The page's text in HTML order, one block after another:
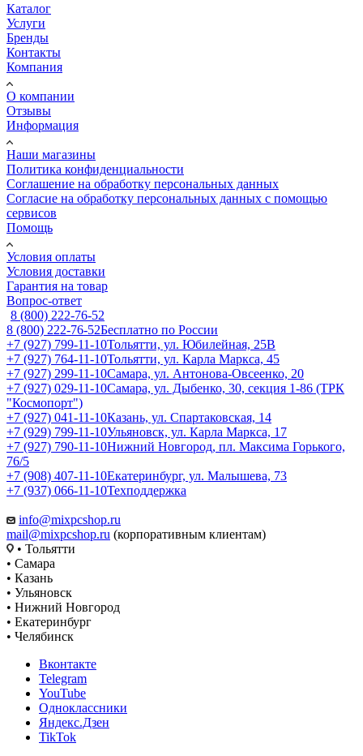
Каталог
Услуги
Бренды
Контакты
Компания
О компании
Отзывы
Информация
Наши магазины
Политика конфиденциальности
Соглашение на обработку персональных данных
Согласие на обработку персональных данных с помощью
сервисов
Помощь
Условия оплаты
Условия доставки
Гарантия на товар
Вопрос-ответ
8 (800) 222-76-52
8 (800) 222-76-52Бесплатно по России
+7 (927) 799-11-10Тольятти, ул. Юбилейная, 25В
+7 (927) 764-11-10Тольятти, ул. Карла Маркса, 45
+7 (927) 299-11-10Самара, ул. Антонова-Овсеенко, 20
+7 (927) 029-11-10Самара, ул. Дыбенко, 30, секция 1-86 (ТРК
"Космопорт")
+7 (927) 041-11-10Казань, ул. Спартаковская, 14
+7 (929) 799-11-10Ульяновск, ул. Карла Маркса, 17
+7 (927) 790-11-10Нижний Новгород, пл. Максима Горького,
76/5
+7 (908) 407-11-10Екатеринбург, ул. Малышева, 73
+7 (937) 066-11-10Техподдержка
info@mixpcshop.ru
mail@mixpcshop.ru (корпоративным клиентам)
• Тольятти
• Самара
• Казань
• Ульяновск
• Нижний Новгород
• Екатеринбург
• Челябинск
Вконтакте
Telegram
YouTube
Одноклассники
Яндекс.Дзен
TikTok